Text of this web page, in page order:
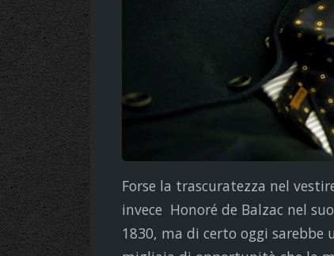
Forse la trascuratezza nel
invece Honoré de Balzac nel
1830, ma di certo oggi